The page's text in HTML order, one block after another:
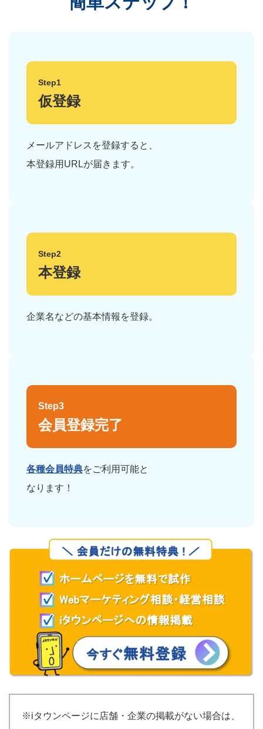
Step1
仮登録
メールアドレスを登録すると、
本登録用URLが届きます。
Step2
本登録
企業名などの基本情報を登録。
Step3
会員登録完了
各種会員特典をご利用可能と
なります！
※iタウンページに店舗・企業の掲載がない場合は、